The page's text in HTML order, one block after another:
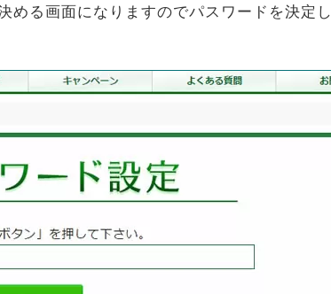
める画面になりますのでパスワードを決定し